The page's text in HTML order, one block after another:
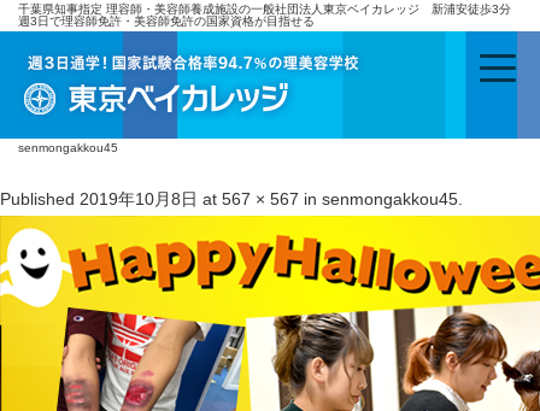
千葉県知事指定 理容師・美容師養成施設の一般社団法人東京ベイカレッジ 新浦安徒歩3分
週3日で理容師免許・美容師免許の国家資格が目指せる
senmongakkou45
Published 2019年10月8日 at 567 × 567 in senmongakkou45